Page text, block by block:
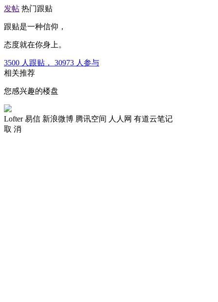
发帖 热门跟贴
跟贴是一种信仰，
态度就在你身上。
3500 人跟贴， 30973 人参与
相关推荐
您感兴趣的楼盘
Lofter 易信 新浪微博 腾讯空间 人人网 有道云笔记
取 消